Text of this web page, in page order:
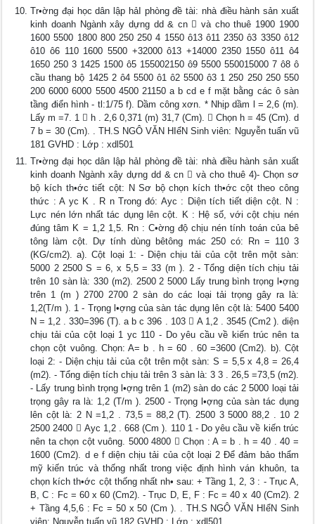
Tr•ờng đại học dân lập hảI phòng đề tài: nhà điều hành sản xuất
kinh doanh Ngành xây dựng dd & cn  và cho thuê 1900 1900
1600 5500 1800 800 250 250 4 1550 ô13 ô11 2350 ô3 3350 ô12
ô10 ô6 110 1600 5500 +32000 ô13 +14000 2350 1550 ô11 ô4
1650 250 3 1425 1500 ô5 155002150 ô9 5500 550015000 7 ô8 ô
cầu thang bộ 1425 2 ô4 5500 ô1 ô2 5500 ô3 1 250 250 250 550
200 6000 6000 5500 4500 21150 a b cd e f mặt bằng các ô sàn
tầng điển hình - tl:1/75 f). Dầm công xơn. * Nhịp dầm l = 2,6 (m).
Lấy m =7. 1  h . 2,6 0,371 (m) 31,7 (Cm).  Chọn h = 45 (Cm). d
7 b = 30 (Cm). . TH.S NGÔ VĂN HIểN Sinh viên: Nguyễn tuấn vũ
181 GVHD : Lớp : xdl501
Tr•ờng đại học dân lập hảI phòng đề tài: nhà điều hành sản xuất
kinh doanh Ngành xây dựng dd & cn  và cho thuê 4)- Chọn sơ
bộ kích th•ớc tiết cột: N Sơ bộ chọn kích th•ớc cột theo công
thức : A yc K . R n Trong đó: Ayc : Diện tích tiết diện cột. N :
Lực nén lớn nhất tác dụng lên cột. K : Hệ số, với cột chịu nén
đúng tâm K = 1,2 1,5. Rn : C•ờng độ chịu nén tính toán của bê
tông làm cột. Dự tính dùng bêtông mác 250 có: Rn = 110 3
(KG/cm2). a). Cột loại 1: - Diện chịu tải của cột trên một sàn:
5000 2 2500 S = 6, x 5,5 = 33 (m ). 2 - Tổng diện tích chịu tải
trên 10 sàn là: 330 (m2). 2500 2 5000 Lấy trung bình trọng l•ợng
trên 1 (m ) 2700 2700 2 sàn do các loại tải trọng gây ra là:
1,2(T/m ). 1 - Trọng l•ợng của sàn tác dụng lên cột là: 5400 5400
N = 1,2 . 330=396 (T). a b c 396 . 103  A 1,2 . 3545 (Cm2 ). diện
chịu tải của cột loại 1 yc 110 - Do yêu cầu về kiến trúc nên ta
chọn cột vuông. Chọn: A= b . h = 60 . 60 =3600 (Cm2). b). Cột
loại 2: - Diện chịu tải của cột trên một sàn: S = 5,5 x 4,8 = 26,4
(m2). - Tổng diện tích chịu tải trên 3 sàn là: 3 3 . 26,5 =73,5 (m2).
- Lấy trung bình trọng l•ợng trên 1 (m2) sàn do các 2 5000 loại tải
trọng gây ra là: 1,2 (T/m ). 2500 - Trọng l•ợng của sàn tác dụng
lên cột là: 2 N =1,2 . 73,5 = 88,2 (T). 2500 3 5000 88,2 . 10 2
2500 2400  Ayc 1,2 . 668 (Cm ). 110 1 - Do yêu cầu về kiến trúc
nên ta chọn cột vuông. 5000 4800  Chọn : A = b . h = 40 . 40 =
1600 (Cm2). d e f diện chịu tải của cột loại 2 Để đảm bảo thẩm
mỹ kiến trúc và thống nhất trong việc định hình ván khuôn, ta
chọn kích th•ớc cột thống nhất nh• sau: + Tầng 1, 2, 3 : - Trục A,
B, C : Fc = 60 x 60 (Cm2). - Trục D, E, F : Fc = 40 x 40 (Cm2). 2
+ Tầng 4,5,6 : Fc = 50 x 50 (Cm ). . TH.S NGÔ VĂN HIểN Sinh
viên: Nguyễn tuấn vũ 182 GVHD : Lớp : xdl501